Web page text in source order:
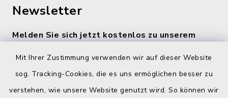
Mit Ihrer Zustimmung verwenden wir auf dieser Website
sog. Tracking-Cookies, die es uns ermöglichen besser zu
verstehen, wie unsere Website genutzt wird. So können wir
Newsletter
Melden Sie sich jetzt kostenlos zu unserem